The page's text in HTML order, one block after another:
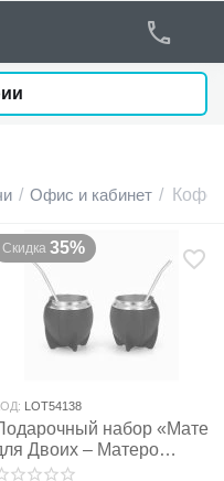
/ Офис и кабинет /
Скидка 35%
LOT54138
набор «Мате
Двоих – Матеро
, черный